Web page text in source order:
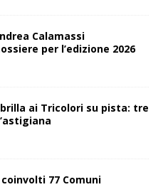
Calamassi
per l’edizione 2026
ai Tricolori su pista: tre
77 Comuni